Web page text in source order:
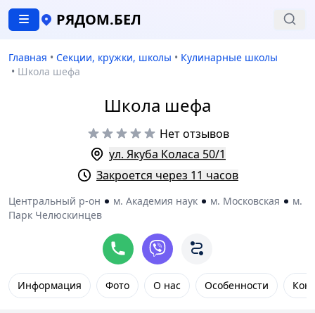
РЯДОМ.БЕЛ
Главная • Секции, кружки, школы • Кулинарные школы
• Школа шефа
Школа шефа
Нет отзывов
ул. Якуба Коласа 50/1
Закроется через 11 часов
Центральный р-он м. Академия наук м. Московская
м.
Парк Челюскинцев
Информация Фото О нас Особенности